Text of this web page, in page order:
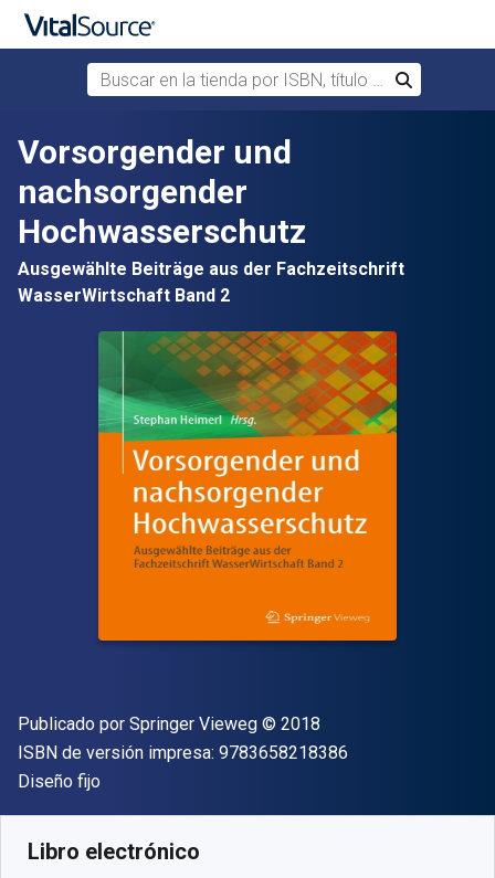
Saltar al contenido principal
Buscar en la tienda por ISBN, título o autor
Buscar
Vorsorgender und
nachsorgender
Hochwasserschutz
Ausgewählte Beiträge aus der Fachzeitschrift
WasserWirtschaft Band 2
Editorial
Publicado por Springer Vieweg Copyright
© 2018
ISBN de versión impresa: 9783658218386
Formato
Diseño fijo
Libro electrónico